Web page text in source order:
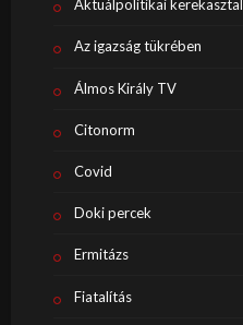
Aktuálpolitikai kerekasztal
Az igazság tükrében
Álmos Király TV
Citonorm
Covid
Doki percek
Ermitázs
Fiatalítás